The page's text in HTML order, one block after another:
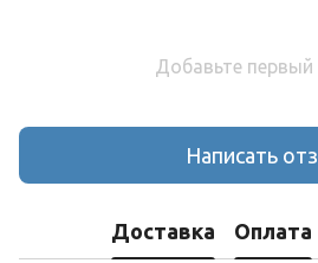
Добавьте
Написать
Доставка Оплата